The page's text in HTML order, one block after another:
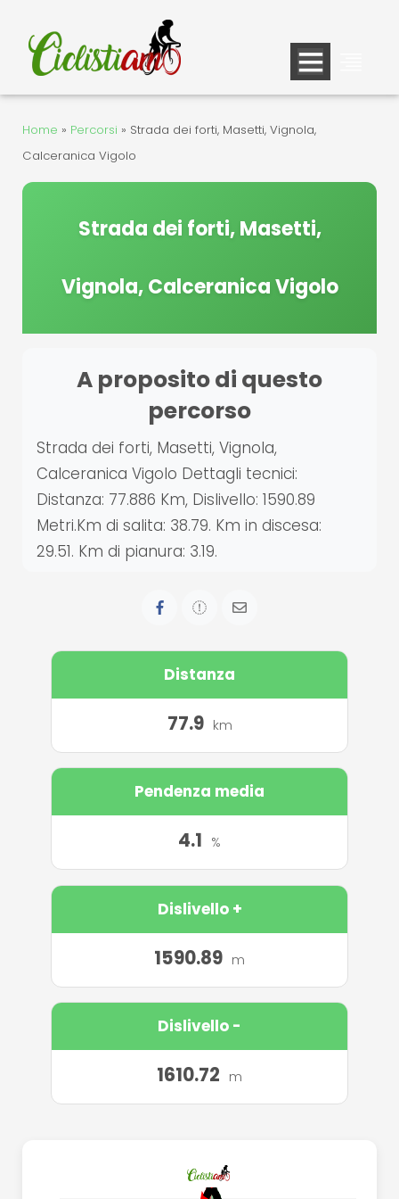
contenuto
Home » Percorsi » Strada dei forti, Masetti, Vignola,
Calceranica Vigolo
Strada dei forti, Masetti,
Vignola, Calceranica Vigolo
A proposito di questo
percorso
Strada dei forti, Masetti, Vignola,
Calceranica Vigolo Dettagli tecnici:
Distanza: 77.886 Km, Dislivello: 1590.89
Metri.Km di salita: 38.79. Km in discesa:
29.51. Km di pianura: 3.19.
Distanza
77.9 km
Pendenza media
4.1 %
Dislivello +
1590.89 m
Dislivello -
1610.72 m